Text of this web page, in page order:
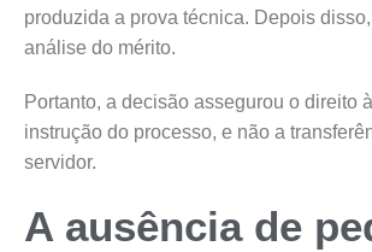
produzida a prova técnica. Depois
análise do mérito.
Portanto, a decisão assegurou o direito
instrução do processo, e não a
servidor.
A ausência de